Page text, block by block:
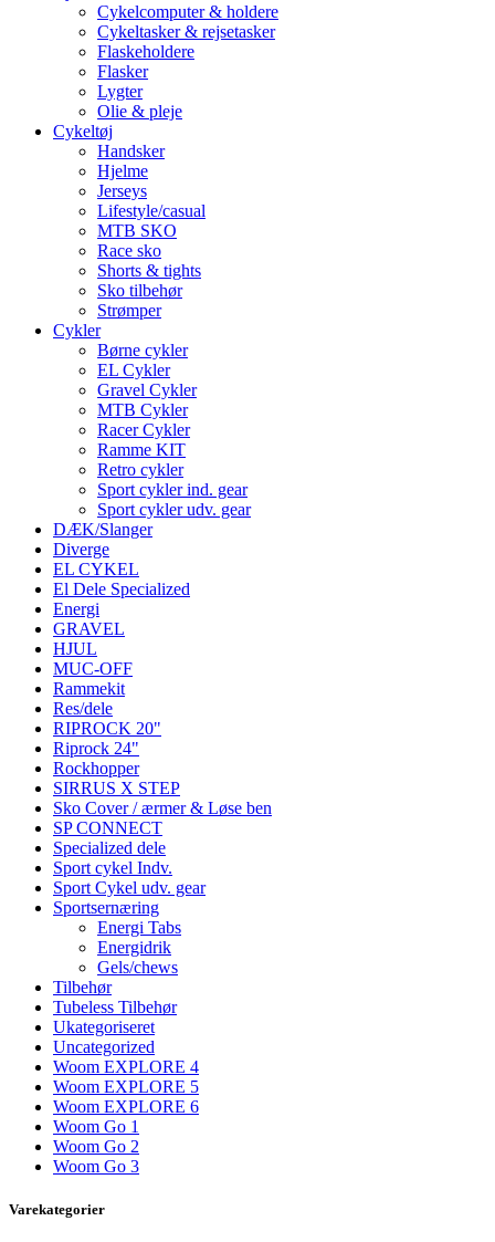
Cykelcomputer & holdere
Cykeltasker & rejsetasker
Flaskeholdere
Flasker
Lygter
Olie & pleje
Cykeltøj
Handsker
Hjelme
Jerseys
Lifestyle/casual
MTB SKO
Race sko
Shorts & tights
Sko tilbehør
Strømper
Cykler
Børne cykler
EL Cykler
Gravel Cykler
MTB Cykler
Racer Cykler
Ramme KIT
Retro cykler
Sport cykler ind. gear
Sport cykler udv. gear
DÆK/Slanger
Diverge
EL CYKEL
El Dele Specialized
Energi
GRAVEL
HJUL
MUC-OFF
Rammekit
Res/dele
RIPROCK 20"
Riprock 24"
Rockhopper
SIRRUS X STEP
Sko Cover / ærmer & Løse ben
SP CONNECT
Specialized dele
Sport cykel Indv.
Sport Cykel udv. gear
Sportsernæring
Energi Tabs
Energidrik
Gels/chews
Tilbehør
Tubeless Tilbehør
Ukategoriseret
Uncategorized
Woom EXPLORE 4
Woom EXPLORE 5
Woom EXPLORE 6
Woom Go 1
Woom Go 2
Woom Go 3
Varekategorier